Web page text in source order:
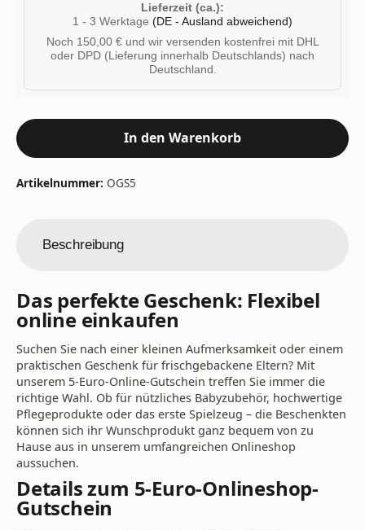
Lieferzeit (ca.):
1 - 3 Werktage (DE - Ausland abweichend)
Noch 150,00 € und wir versenden kostenfrei mit DHL
oder DPD (Lieferung innerhalb Deutschlands) nach
Deutschland.
In den Warenkorb
Artikelnummer: OGS5
Beschreibung
Das perfekte Geschenk: Flexibel
online einkaufen
Suchen Sie nach einer kleinen Aufmerksamkeit oder einem
praktischen Geschenk für frischgebackene Eltern? Mit
unserem 5-Euro-Online-Gutschein treffen Sie immer die
richtige Wahl. Ob für nützliches Babyzubehör, hochwertige
Pflegeprodukte oder das erste Spielzeug – die Beschenkten
können sich ihr Wunschprodukt ganz bequem von zu
Hause aus in unserem umfangreichen Onlineshop
aussuchen.
Details zum 5-Euro-Onlineshop-
Gutschein